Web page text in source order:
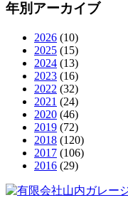
年別アーカイブ
2026 (10)
2025 (15)
2024 (13)
2023 (16)
2022 (32)
2021 (24)
2020 (46)
2019 (72)
2018 (120)
2017 (106)
2016 (29)